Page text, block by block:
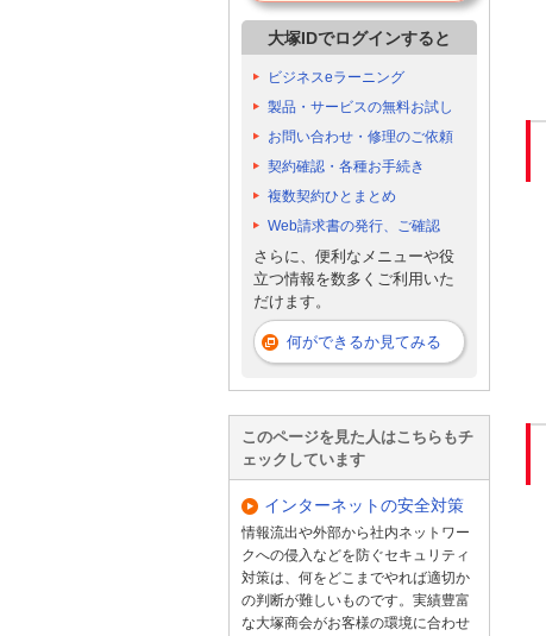
大塚IDでログインすると
ビジネスeラーニング
製品・サービスの無料お試し
お問い合わせ・修理のご依頼
契約確認・各種お手続き
複数契約ひとまとめ
Web請求書の発行、ご確認
さらに、便利なメニューや役
立つ情報を数多くご利用いた
だけます。
何ができるか見てみる
このページを見た人はこちらもチ
ェックしています
インターネットの安全対策
情報流出や外部から社内ネットワー
クへの侵入などを防ぐセキュリティ
対策は、何をどこまでやれば適切か
の判断が難しいものです。実績豊富
な大塚商会がお客様の環境に合わせ